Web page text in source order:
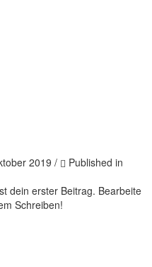
2019 /
Published in
dein erster Beitrag. Bearbeite
Schreiben!